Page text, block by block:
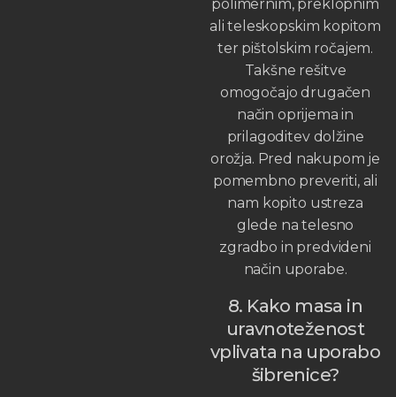
polimernim, preklopnim
ali teleskopskim kopitom
ter pištolskim ročajem.
Takšne rešitve
omogočajo drugačen
način oprijema in
prilagoditev dolžine
orožja. Pred nakupom je
pomembno preveriti, ali
nam kopito ustreza
glede na telesno
zgradbo in predvideni
način uporabe.
8. Kako masa in
uravnoteženost
vplivata na uporabo
šibrenice?